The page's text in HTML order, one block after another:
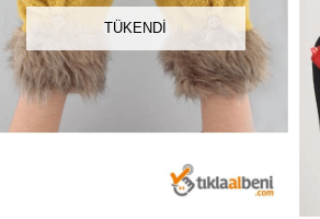
TÜKENDI